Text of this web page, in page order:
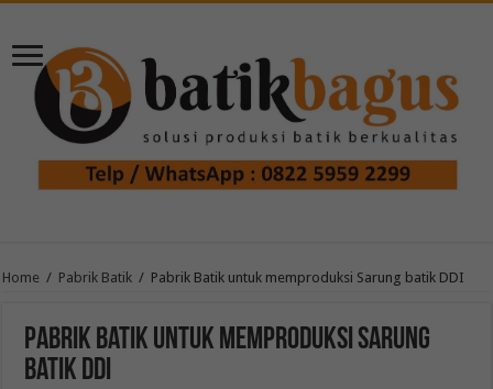
Home / Pabrik Batik / Pabrik Batik untuk memproduksi Sarung batik DDI
Pabrik Batik untuk memproduksi Sarung
batik DDI